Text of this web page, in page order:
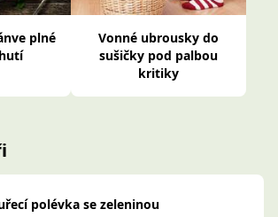
plné
Vonné ubrousky do
sušičky pod palbou
kritiky
polévka se zeleninou